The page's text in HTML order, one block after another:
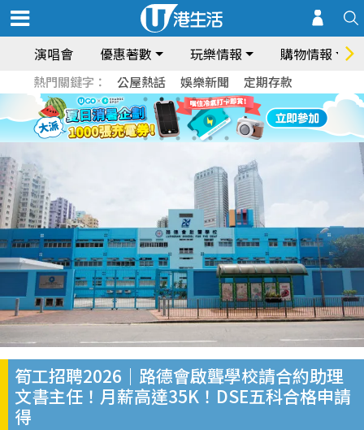
演唱會 優惠著數 玩樂情報 購物情報
熱門關鍵字： 公屋熱話 娛樂新聞 定期存款
筍工招聘2026｜路德會啟聾學校請合約助理
文書主任！月薪高達35K！DSE五科合格申請
得